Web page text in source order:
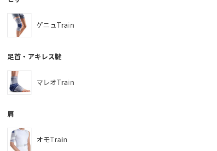
ゲニュTrain
足首・アキレス腱
マレオTrain
肩
オモTrain